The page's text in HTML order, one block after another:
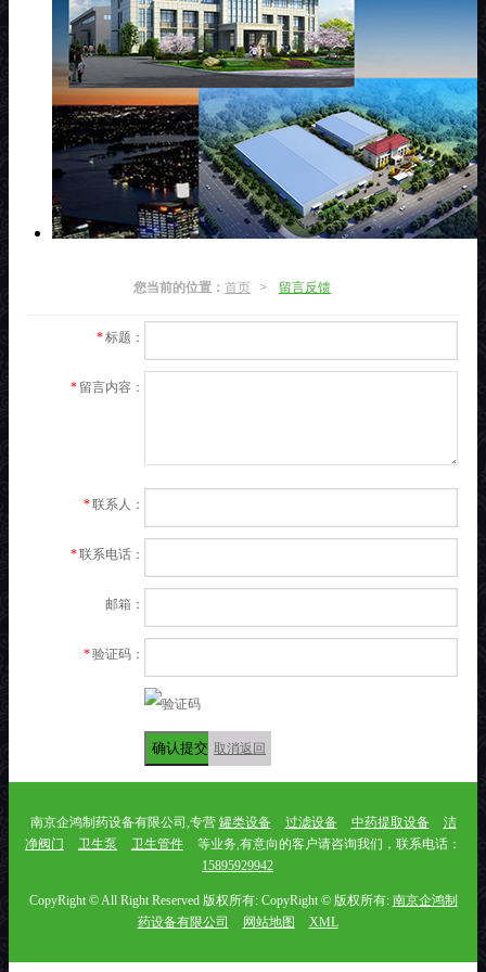
您当前的位置： 首页 > 留言反馈
*标题：
* 留言内容：
*联系人：
*联系电话：
邮箱：
*验证码：
确认提交 取消返回
南京企鸿制药设备有限公司,专营 罐类设备 过滤设备 中药提取设备
洁
净阀门
卫生泵 卫生管件
等业务,有意向的客户请咨询我们，联系电话：
15895929942
CopyRight © All Right Reserved 版权所有: CopyRight © 版权所有: 南京企鸿制
药设备有限公司
网站地图 XML